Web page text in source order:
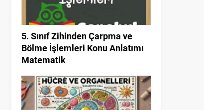
5. Sınıf Zihinden Çarpma ve
Bölme İşlemleri Konu Anlatımı
Matematik